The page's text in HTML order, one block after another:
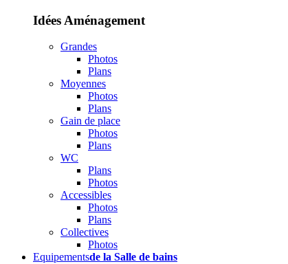
Idées Aménagement
Grandes
Photos
Plans
Moyennes
Photos
Plans
Gain de place
Photos
Plans
WC
Plans
Photos
Accessibles
Photos
Plans
Collectives
Photos
Equipementsde la Salle de bains